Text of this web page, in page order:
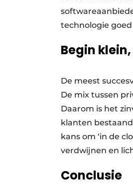
technologie
Begin
De meest
De mix tussen
Daarom is het
klanten
kans om ‘in de
verdwijnen en
Conclusie